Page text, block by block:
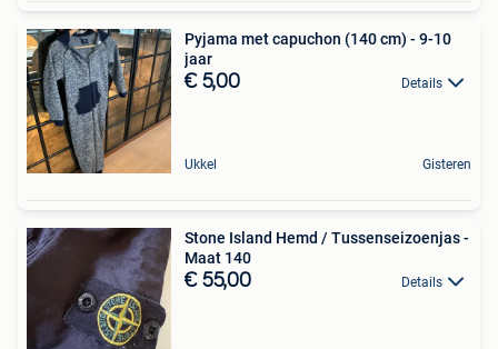
Pyjama met capuchon (140 cm) - 9-10
jaar
€ 5,00 Details
Ukkel Gisteren
Stone Island Hemd / Tussenseizoenjas -
Maat 140
€ 55,00 Details